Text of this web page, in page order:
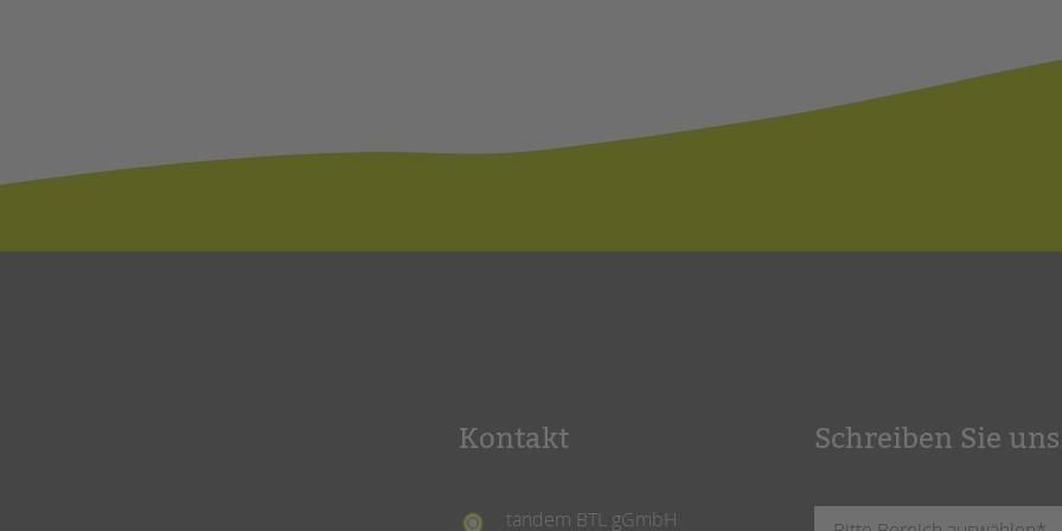
Kontakt
tandem BTL gGmbH
Schreiben Sie